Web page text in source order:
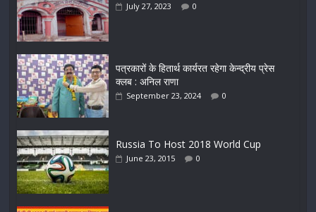
July 27, 2023 0
पत्रकारों के हितार्थ कार्यरत रहेगा केन्द्रीय प्रेस
क्लब : अनिल राणा
September 23, 2024 0
Russia To Host 2018 World Cup
June 23, 2015 0